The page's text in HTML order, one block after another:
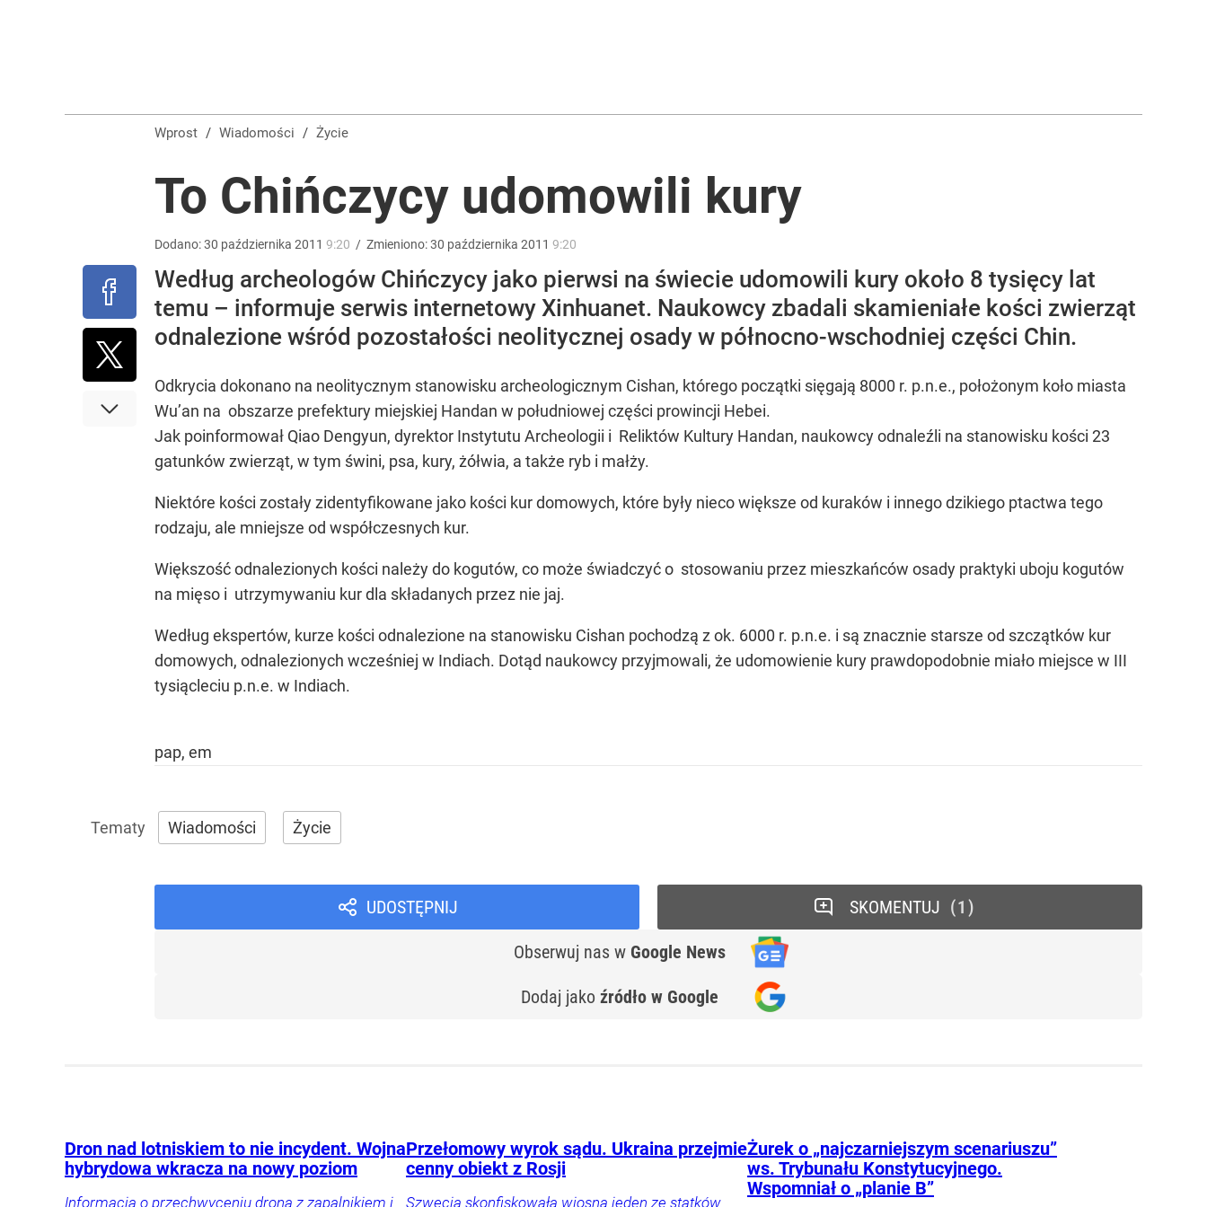
Wrze po roku Nawrockiego. „Największa hańba” kontra „Cała Europa nam go zazdrości”
TVN zmieni właściciela. Nowe wieści ws. fuzji, Paramount poniesie milionowe straty?
Wprost / Wiadomości / Życie
To Chińczycy udomowili kury
Dodano:30 października 2011 9:20 / Zmieniono:30 października 2011 9:20
Według archeologów Chińczycy jako pierwsi na świecie udomowili kury około 8 tysięcy lat
temu – informuje serwis internetowy Xinhuanet. Naukowcy zbadali skamieniałe kości zwierząt
odnalezione wśród pozostałości neolitycznej osady w północno-wschodniej części Chin.
Odkrycia dokonano na neolitycznym stanowisku archeologicznym Cishan, którego początki sięgają 8000 r. p.n.e., położonym koło miasta
Wu’an na obszarze prefektury miejskiej Handan w południowej części prowincji Hebei.
Jak poinformował Qiao Dengyun, dyrektor Instytutu Archeologii i Reliktów Kultury Handan, naukowcy odnaleźli na stanowisku kości 23
gatunków zwierząt, w tym świni, psa, kury, żółwia, a także ryb i małży.
Niektóre kości zostały zidentyfikowane jako kości kur domowych, które były nieco większe od kuraków i innego dzikiego ptactwa tego
rodzaju, ale mniejsze od współczesnych kur.
Większość odnalezionych kości należy do kogutów, co może świadczyć o stosowaniu przez mieszkańców osady praktyki uboju kogutów
na mięso i utrzymywaniu kur dla składanych przez nie jaj.
Według ekspertów, kurze kości odnalezione na stanowisku Cishan pochodzą z ok. 6000 r. p.n.e. i są znacznie starsze od szczątków kur
domowych, odnalezionych wcześniej w Indiach. Dotąd naukowcy przyjmowali, że udomowienie kury prawdopodobnie miało miejsce w III
tysiącleciu p.n.e. w Indiach.
pap, em
Wiadomości Życie
UDOSTĘPNIJ
Obserwuj nas w Google News
Dodaj jako źródło w Google
SKOMENTUJ 1
Dron nad lotniskiem to nie incydent. Wojna
hybrydowa wkracza na nowy poziom
Informacja o przechwyceniu drona z zapalnikiem i
Przełomowy wyrok sądu. Ukraina przejmie
cenny obiekt z Rosji
Szwecja skonfiskowała wiosną jeden ze statków
Żurek o „najczarniejszym scenariuszu”
ws. Trybunału Konstytucyjnego.
Wspomniał o „planie B”